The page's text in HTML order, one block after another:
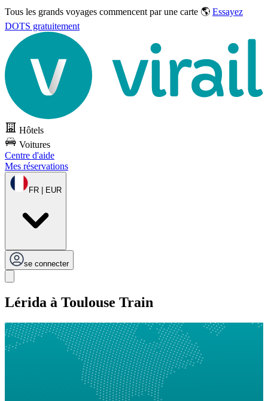
Tous les grands voyages commencent par une carte 🌎 Essayez
DOTS gratuitement
Hôtels
Voitures
Centre d'aide
Mes réservations
FR | EUR
se connecter
Lérida à Toulouse Train